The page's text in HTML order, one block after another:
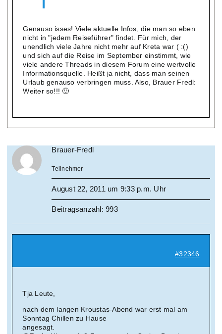
Genauso isses! Viele aktuelle Infos, die man so eben
nicht in "jedem Reiseführer" findet. Für mich, der
unendlich viele Jahre nicht mehr auf Kreta war ( :()
und sich auf die Reise im September einstimmt, wie
viele andere Threads in diesem Forum eine wertvolle
Informationsquelle. Heißt ja nicht, dass man seinen
Urlaub genauso verbringen muss. Also, Brauer Fredl:
Weiter so!!! 🙂
Brauer-Fredl
Teilnehmer
August 22, 2011 um 9:33 p.m. Uhr
Beitragsanzahl: 993
#32346
Tja Leute,
nach dem langen Kroustas-Abend war erst mal am
Sonntag Chillen zu Hause
angesagt.